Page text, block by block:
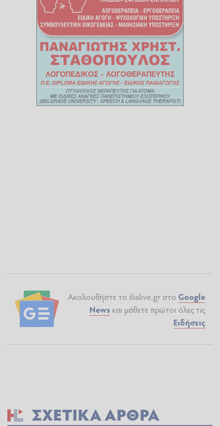
Ακολουθήστε το ilialive.gr στο Google
News και μάθετε πρώτοι όλες τις
Ειδήσεις
ΣΧΕΤΙΚΆ ΆΡΘΡΑ